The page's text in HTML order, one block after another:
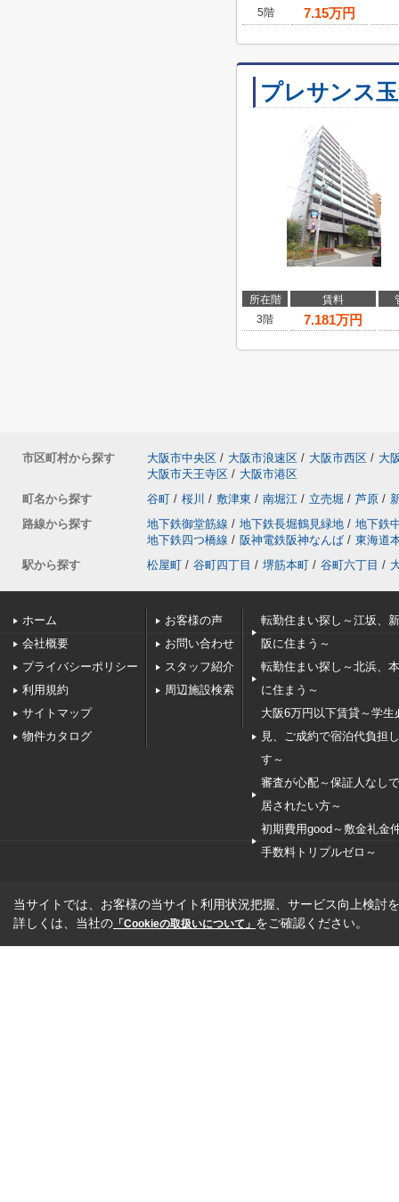
5階 7.15万円
プレサンス
所在階 賃料
3階
7.181万円
市区町村から探す 大阪市中央区 / 大阪市浪速区 / 大阪市西区 / 大
大阪市天王寺区 / 大阪市港区
町名から探す
谷町 / 桜川 / 敷津東 / 南堀江 / 立売堀 / 芦原 /
路線から探す
地下鉄御堂筋線 / 地下鉄長堀鶴見緑地 / 地下鉄
地下鉄四つ橋線 / 阪神電鉄阪神なんば / 東海道
駅から探す
松屋町 / 谷町四丁目 / 堺筋本町 / 谷町六丁目 /
ホーム
会社概要
プライバシーポリシー
利用規約
サイトマップ
物件カタログ
お客様の声
お問い合わせ
スタッフ紹介
周辺施設検索
転勤住まい探し～江坂、
阪に住まう～
転勤住まい探し～北浜、
に住まう～
大阪6万円以下賃貸～学生
見、ご成約で宿泊代負担
す～
審査が心配～保証人なし
居されたい方～
初期費用good～敷金礼金
手数料トリプルゼロ～
当サイトでは、お客様の当サイト利用状況把握、サービス向上検討
詳しくは、当社の 「Cookieの取扱いについて」 をご確認ください。